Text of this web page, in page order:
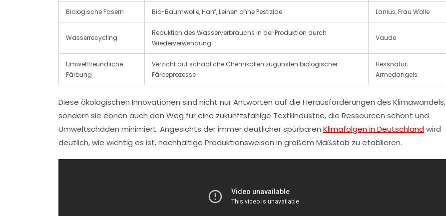
Biologische Fasern Bio-Baumwolle, Hanf, Leinen ohne Pestizide Lanius, Frau Wolle
Wasserrecycling
Reduktion des Wasserverbrauchs in der Produktion durch
Wiederverwendung
Vaude
Umweltfreundliche
Färbung
Verzicht auf schädliche Chemikalien zugunsten biologischer
Färbeprozesse
Hessnatur,
Armedangels
Diese ökologischen Innovationen sind nicht nur Antworten auf die Herausforderungen des Klimawandels,
sondern sie ebnen auch den Weg für eine zukunftsfähige Textilindustrie, die Ressourcen schont und
Umweltschäden minimiert. Angesichts der immer deutlicher spürbaren Klimafolgen in Deutschlandwird
deutlich, wie wichtig es ist, nachhaltige Produktionsweisen in großem Maßstab zu etablieren.